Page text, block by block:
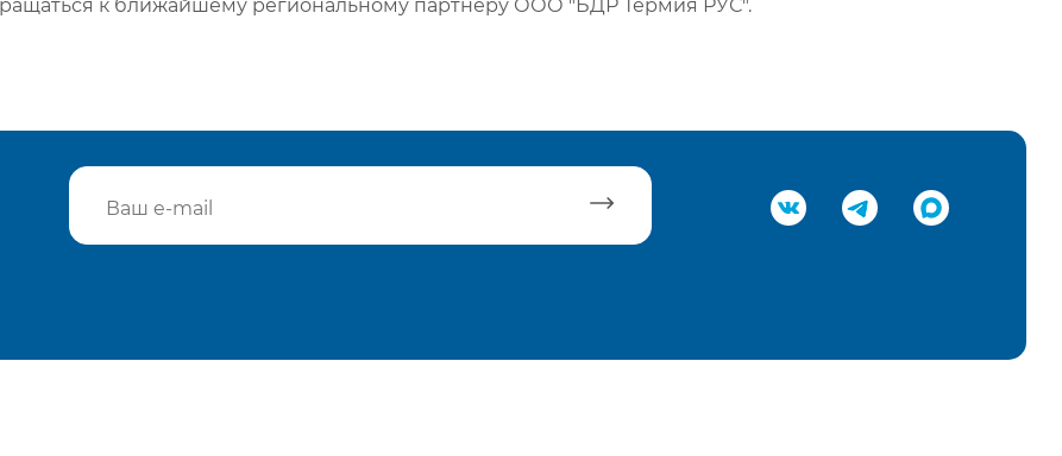
к ближайшему региональному партнеру ООО "БДР Термия РУС".